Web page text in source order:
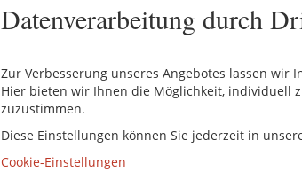
Datenverarbeitung durch
Zur Verbesserung unseres Angebotes lassen
Hier bieten wir Ihnen die Möglichkeit, individuell
zuzustimmen.
Diese Einstellungen können Sie jederzeit in
Cookie-Einstellungen